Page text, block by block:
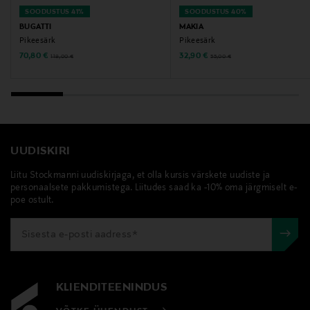
customerservice@sunspel.com
SOODUSTUS 41%
BUGATTI
Pikeesärk
Discounted Price
70,80 € Original Price
119,00 €
SOODUSTUS 40%
MAKIA
Pikeesärk
Discounted Price
32,90 € Original Price
55,00 €
UUDISKIRI
Liitu Stockmanni uudiskirjaga, et olla kursis värskete uudiste ja
personaalsete pakkumistega. Liitudes saad ka -10% oma järgmiselt e-
poe ostult.
KLIENDITEENINDUS